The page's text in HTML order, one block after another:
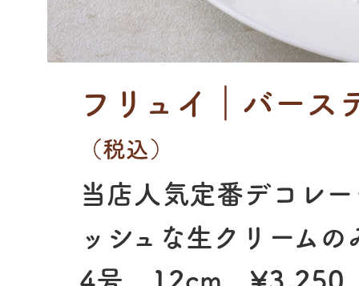
フリュイ｜バー
（税込）
当店人気定番デコレ
ッシュな生クリーム